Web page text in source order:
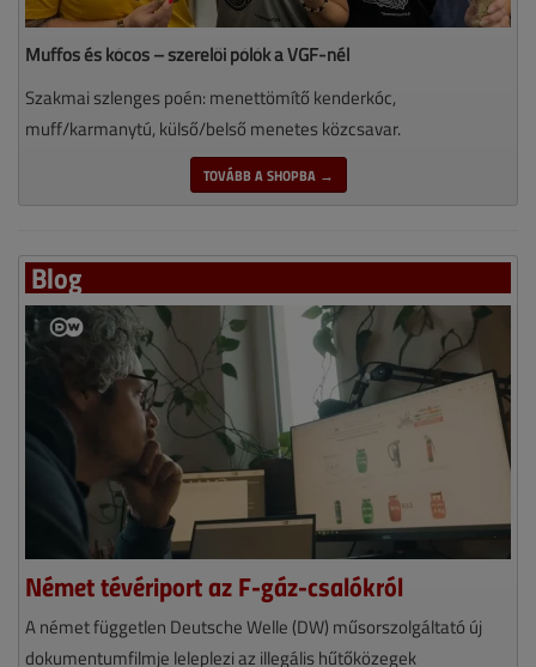
Muffos és kócos – szerelői pólók a VGF-nél
Szakmai szlenges poén: menettömítő kenderkóc,
muff/karmanytú, külső/belső menetes közcsavar.
TOVÁBB A SHOPBA →
Blog
Német tévériport az F-gáz-csalókról
A német független Deutsche Welle (DW) műsorszolgáltató új
dokumentumfilmje leleplezi az illegális hűtőközegek